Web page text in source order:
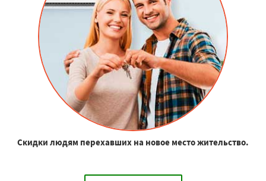
Скидки людям перехавших на новое место жительство.